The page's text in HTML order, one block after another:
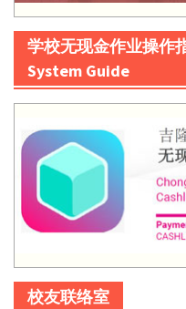
学校无现金作业操作
System Guide
校友联络室